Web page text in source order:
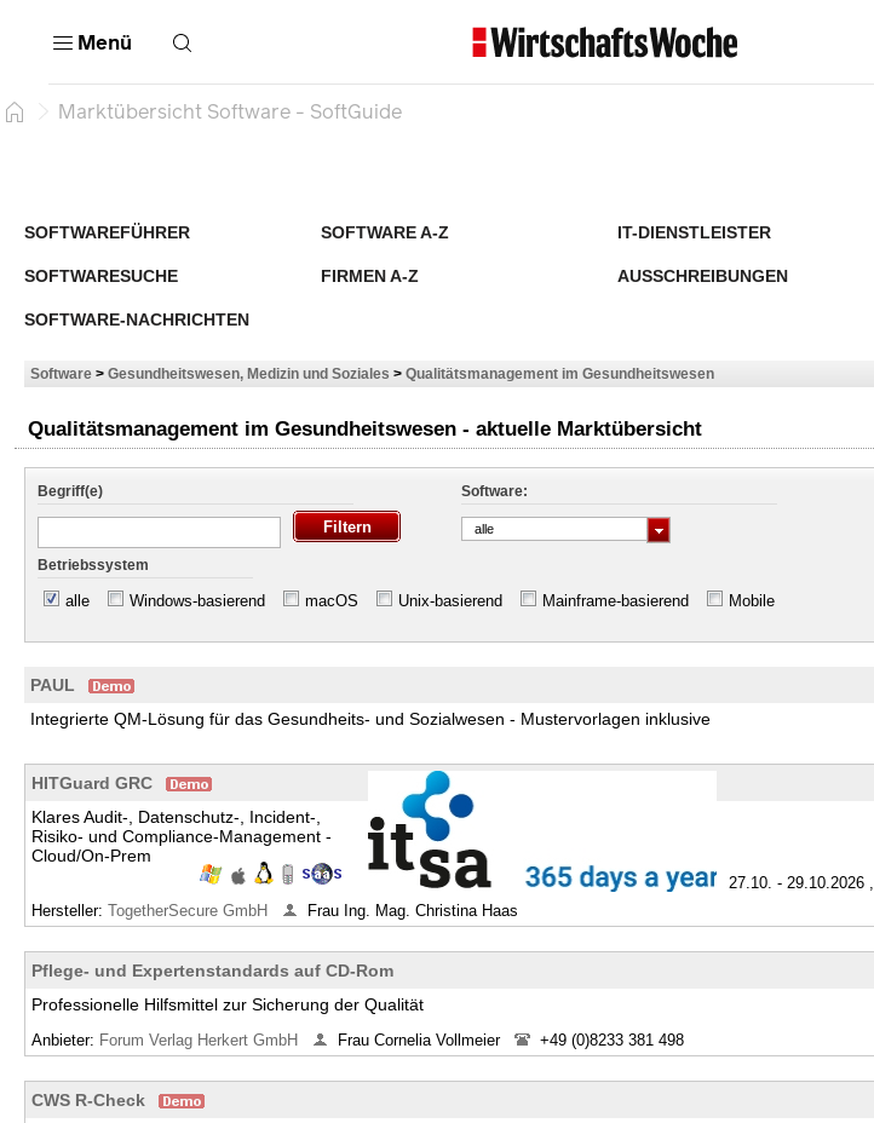
Menü
Marktübersicht Software - SoftGuide
SOFTWAREFÜHRER SOFTWARE A-Z IT-DIENSTLEISTER
SOFTWARESUCHE FIRMEN A-Z AUSSCHREIBUNGEN
SOFTWARE-NACHRICHTEN
Software > Gesundheitswesen, Medizin und Soziales > Qualitätsmanagement im Gesundheitswesen
Qualitätsmanagement im Gesundheitswesen - aktuelle Marktübersicht
Begriff(e) Software:
alle
Betriebssystem
alle Windows-basierend macOS Unix-basierend Mainframe-basierend Mobile
PAUL
Integrierte QM-Lösung für das Gesundheits- und Sozialwesen - Mustervorlagen inklusive
HITGuard GRC
27.10. - 29.10.2026 ,
Klares Audit-, Datenschutz-, Incident-,
Risiko- und Compliance-Management -
Cloud/On-Prem
Hersteller: TogetherSecure GmbH Frau Ing. Mag. Christina Haas
Pflege- und Expertenstandards auf CD-Rom
Professionelle Hilfsmittel zur Sicherung der Qualität
Anbieter: Forum Verlag Herkert GmbH Frau Cornelia Vollmeier +49 (0)8233 381 498
CWS R-Check